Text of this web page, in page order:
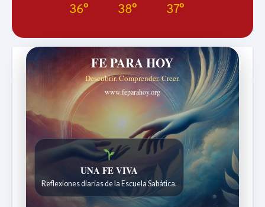
36° 38° 37°
FE PARA HOY
Descubrir. Comprender. Creer.
www.feparahoy.org
Historias bíblicas para maravillarse
Historias bíblicas para niños de 7 a 12 años.